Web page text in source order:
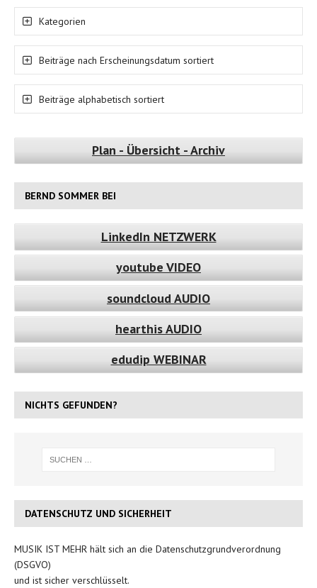
Kategorien
Beiträge nach Erscheinungsdatum sortiert
Beiträge alphabetisch sortiert
Plan - Übersicht - Archiv
BERND SOMMER BEI
LinkedIn NETZWERK
youtube VIDEO
soundcloud AUDIO
hearthis AUDIO
edudip WEBINAR
NICHTS GEFUNDEN?
DATENSCHUTZ UND SICHERHEIT
MUSIK IST MEHR hält sich an die Datenschutzgrundverordnung
(DSGVO)
und ist sicher verschlüsselt.